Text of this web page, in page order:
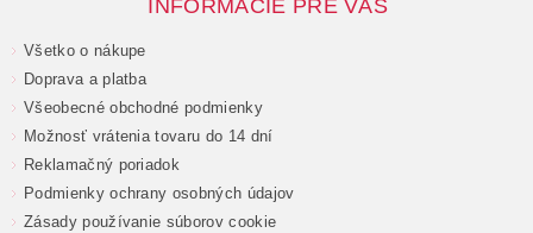
INFORMÁCIE PRE VÁS
Všetko o nákupe
Doprava a platba
Všeobecné obchodné podmienky
Možnosť vrátenia tovaru do 14 dní
Reklamačný poriadok
Podmienky ochrany osobných údajov
Zásady používanie súborov cookie